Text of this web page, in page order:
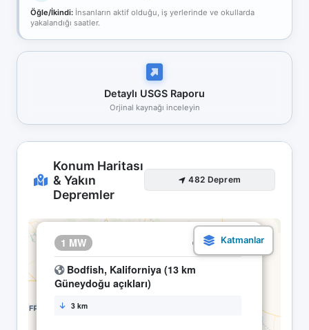
Öğle/İkindi: İnsanların aktif olduğu, iş yerlerinde ve okullarda
yakalandığı saatler.
Detaylı USGS Raporu
Orjinal kaynağı inceleyin
Konum Haritası
& Yakın
Depremler
482 Deprem
1 MW 29.04 12:10
Bodfish, Kaliforniya (13 km
Güneydoğu açıkları)
3 km
×